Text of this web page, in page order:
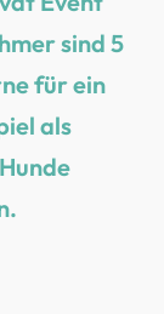
sind 5
für ein
als